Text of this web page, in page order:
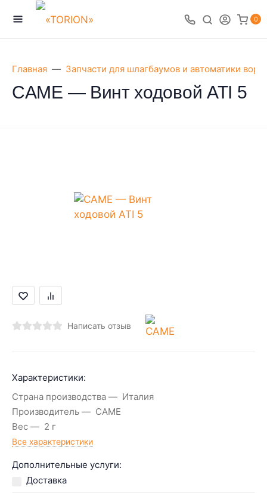
0
Главная Запчасти для шлагбаумов и автоматики
CAME — Винт ходовой ATI 5
Написать отзыв
Характеристики:
Страна производства
Италия
Производитель
CAME
Вес
2 г
Все характеристики
Дополнительные услуги:
Доставка